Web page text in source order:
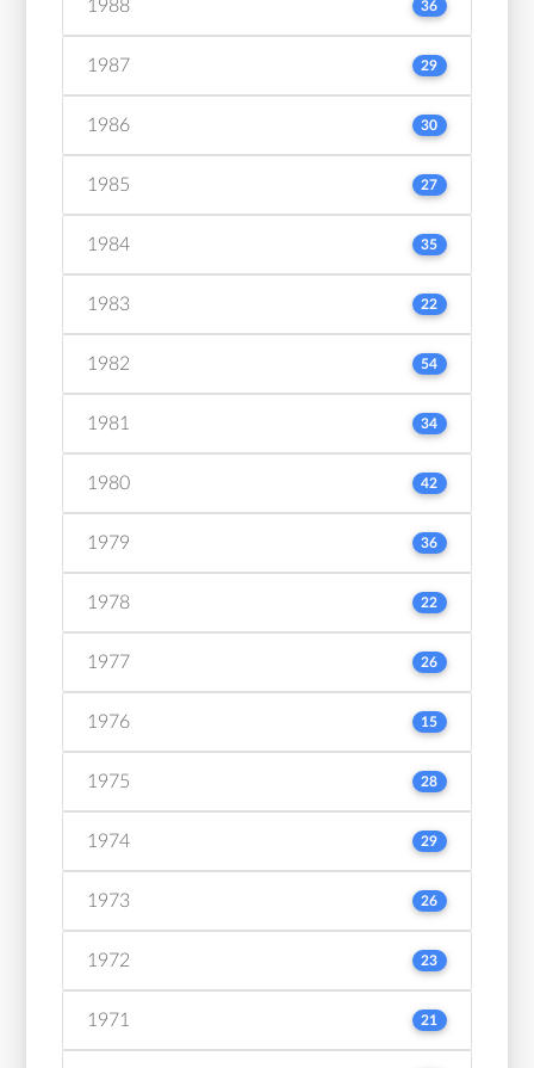
1988 36
1987 29
1986 30
1985 27
1984 35
1983 22
1982 54
1981 34
1980 42
1979 36
1978 22
1977 26
1976 15
1975 28
1974 29
1973 26
1972 23
1971 21